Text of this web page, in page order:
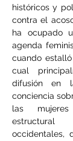
históricos y
contra el
ha ocupado
agenda
cuando
cual
difusión en
conciencia
las
occidentales,